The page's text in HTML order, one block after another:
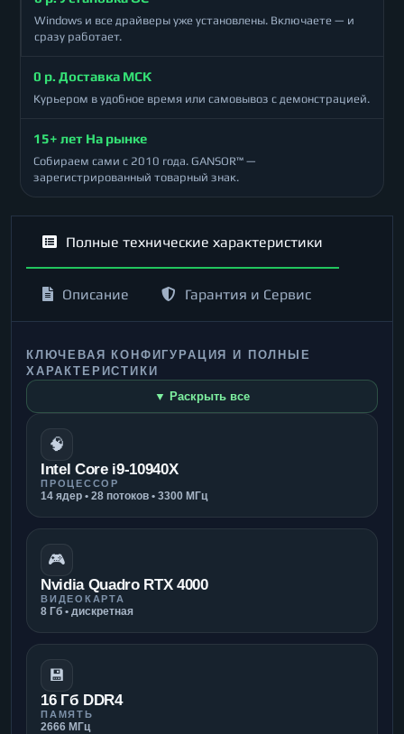
Windows и все драйверы уже установлены. Включаете — и
сразу работает.
0 р. Доставка МСК
Курьером в удобное время или самовывоз с демонстрацией.
15+ лет На рынке
Собираем сами с 2010 года. GANSOR™ —
зарегистрированный товарный знак.
Полные технические характеристики
Описание Гарантия и Сервис
КЛЮЧЕВАЯ КОНФИГУРАЦИЯ И ПОЛНЫЕ
ХАРАКТЕРИСТИКИ
▼ Раскрыть все
🧠
Intel Core i9-10940X
ПРОЦЕССОР
14 ядер • 28 потоков • 3300 МГц
🎮
Nvidia Quadro RTX 4000
ВИДЕОКАРТА
8 Гб • дискретная
💾
16 Гб DDR4
ПАМЯТЬ
2666 МГц